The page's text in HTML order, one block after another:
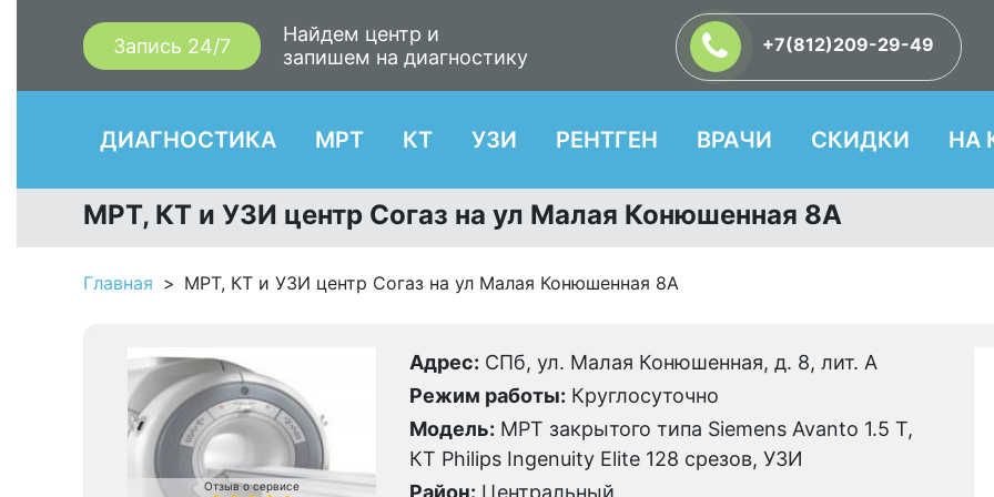
Запись 24/7
Найдем центр и
запишем на диагностику
+7(812)209-29-49
ДИАГНОСТИКА МРТ КТ УЗИ РЕНТГЕН ВРАЧИ СКИДКИ НА
МРТ, КТ и УЗИ центр Согаз на ул Малая Конюшенная 8А
Главная МРТ, КТ и УЗИ центр Согаз на ул Малая Конюшенная 8А
Отзыв о сервисе
Адрес: СПб, ул. Малая Конюшенная, д. 8, лит. А
Режим работы: Круглосуточно
Модель: МРТ закрытого типа Siemens Avanto 1.5 Т,
КТ Philips Ingenuity Elite 128 срезов, УЗИ
Район: Центральный